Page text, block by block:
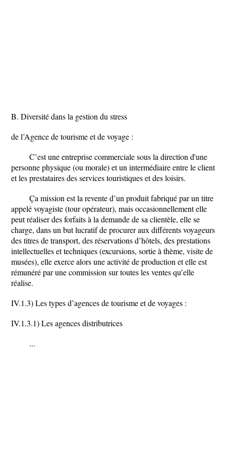
B. Diversité dans la gestion du stress
de l’Agence de tourisme et de voyage :
C’est une entreprise commerciale sous la direction d'une
personne physique (ou morale) et un intermédiaire entre le client
et les prestataires des services touristiques et des loisirs.
Ça mission est la revente d’un produit fabriqué par un titre
appelé voyagiste (tour opérateur), mais occasionnellement elle
peut réaliser des forfaits à la demande de sa clientèle, elle se
charge, dans un but lucratif de procurer aux différents voyageurs
des titres de transport, des réservations d’hôtels, des prestations
intellectuelles et techniques (excursions, sortie à thème, visite de
musées), elle exerce alors une activité de production et elle est
rémunéré par une commission sur toutes les ventes qu’elle
réalise.
IV.1.3) Les types d’agences de tourisme et de voyages :
IV.1.3.1) Les agences distributrices
...